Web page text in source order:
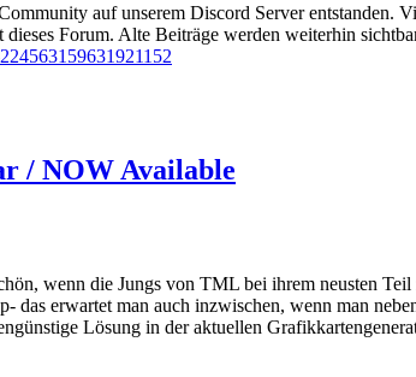
auf unserem Discord Server
Forum. Alte Beiträge werden weiterhin
/ NOW Available
wenn die Jungs von TML bei ihrem neusten Teil
das erwartet man auch inzwischen, wenn man
Lösung in der aktuellen